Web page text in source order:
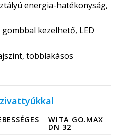
energia-hatékonyság,
gombbal kezelhető, LED
többlakásos
WITA GO.MAX
DN 32